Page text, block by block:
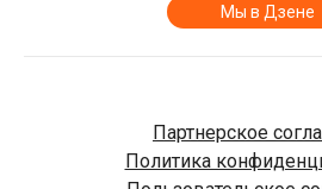
Мы в Дзене
Партнерское
Политика